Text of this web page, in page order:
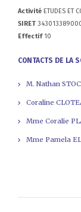
Activité ETUDES ET
SIRET
Effectif10
CONTACTS DE LA
M. Nathan
Coraline
Mme Coralie
Mme Pamela